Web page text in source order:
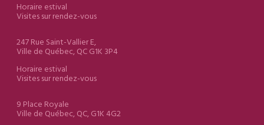
Horaire estival
Visites sur rendez-vous
247 Rue Saint-Vallier E,
Ville de Québec, QC G1K 3P4
Horaire estival
Visites sur rendez-vous
9 Place Royale
Ville de Québec, QC, G1K 4G2